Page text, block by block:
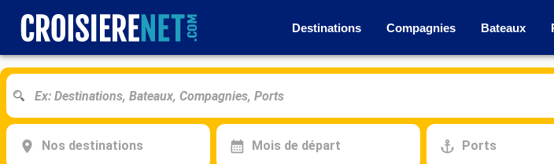
Destinations Compagnies Bateaux
Nos destinations Mois de départ Ports